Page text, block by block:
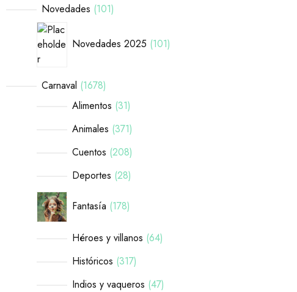
Novedades 101
Novedades 2025 101
Carnaval 1678
Alimentos 31
Animales 371
Cuentos 208
Deportes 28
Fantasía 178
Héroes y villanos 64
Históricos 317
Indios y vaqueros 47